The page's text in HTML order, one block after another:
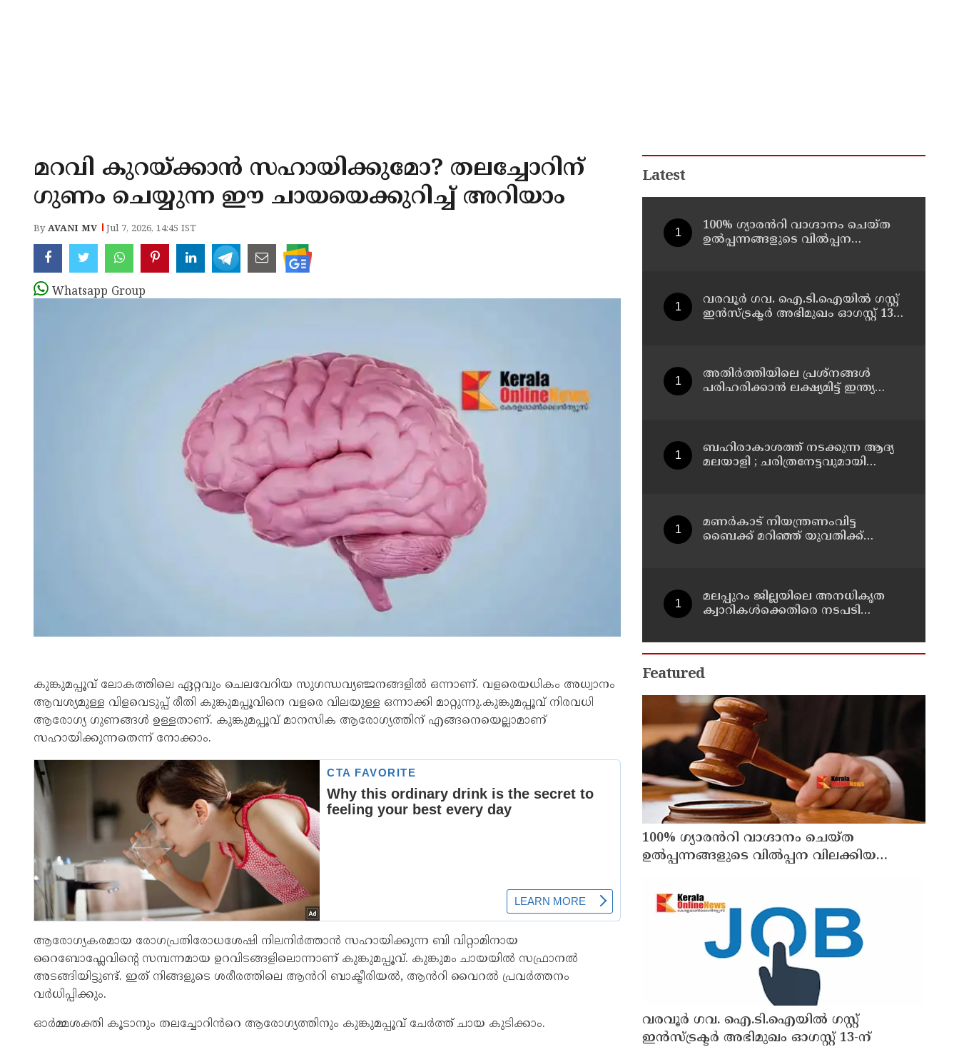
മറവി കുറയ്ക്കാൻ സഹായിക്കുമോ? തലച്ചോറിന്
ഗുണം ചെയ്യുന്ന ഈ ചായയെക്കുറിച്ച് അറിയാം
ByAVANI MV Jul 7, 2026, 14:45 IST
Whatsapp Group
കുങ്കുമപ്പൂവ് ലോകത്തിലെ ഏറ്റവും ചെലവേറിയ സുഗന്ധവ്യഞ്ജനങ്ങളിൽ ഒന്നാണ്. വളരെയധികം അധ്വാനം
ആവശ്യമുള്ള വിളവെടുപ്പ് രീതി കുങ്കുമപ്പൂവിനെ വളരെ വിലയുള്ള ഒന്നാക്കി മാറ്റുന്നു.കുങ്കുമപ്പൂവ് നിരവധി
ആരോ​ഗ്യ ​ഗുണങ്ങൾ ഉള്ളതാണ്. കുങ്കുമപ്പൂവ് മാനസിക ആരോ​ഗ്യത്തിന് എങ്ങനെയെല്ലാമാണ്
സഹായിക്കുന്നതെന്ന് നോക്കാം.
ആരോഗ്യകരമായ രോഗപ്രതിരോധശേഷി നിലനിർത്താൻ സഹായിക്കുന്ന ബി വിറ്റാമിനായ
റൈബോഫ്ലേവിന്റെ സമ്പന്നമായ ഉറവിടങ്ങളിലൊന്നാണ് കുങ്കുമപ്പൂവ്. കുങ്കുമം ചായയിൽ സഫ്രാനൽ
അടങ്ങിയിട്ടുണ്ട്. ഇത് നിങ്ങളുടെ ശരീരത്തിലെ ആൻറി ബാക്ടീരിയൽ, ആൻറി വൈറൽ പ്രവർത്തനം
വർധിപ്പിക്കും.
ഓർമ്മശക്തി കൂടാനും തലച്ചോറിൻറെ ആരോഗ്യത്തിനും കുങ്കുമപ്പൂവ് ചേർത്ത് ചായ കുടിക്കാം.
Latest
100% ഗ്യാരൻറി വാഗ്ദാനം ചെയ്ത
ഉൽപ്പന്നങ്ങളുടെ വിൽപ്പന
വരവൂർ ഗവ. ഐ.ടി.ഐയിൽ ഗസ്റ്റ്
ഇൻസ്ട്രക്ടർ അഭിമുഖം ഓഗസ്റ്റ് 13-
അതിർത്തിയിലെ പ്രശ്നങ്ങൾ
പരിഹരിക്കാൻ ലക്ഷ്യമിട്ട് ഇന്ത്യയും
ബഹിരാകാശത്ത് നടക്കുന്ന ആദ്യ
മലയാളി ; ചരിത്രനേട്ടവുമായി
മണർകാട് നിയന്ത്രണംവിട്ട
ബൈക്ക് മറിഞ്ഞ് യുവതിക്ക്
മലപ്പുറം ജില്ലയിലെ അനധികൃത
ക്വാറികള്‍ക്കെതിരെ നടപടി
Featured
100% ഗ്യാരൻറി വാഗ്ദാനം ചെയ്ത
ഉൽപ്പന്നങ്ങളുടെ വിൽപ്പന വിലക്കിയ
വരവൂർ ഗവ. ഐ.ടി.ഐയിൽ ഗസ്റ്റ്
ഇൻസ്ട്രക്ടർ അഭിമുഖം ഓഗസ്റ്റ് 13-ന്